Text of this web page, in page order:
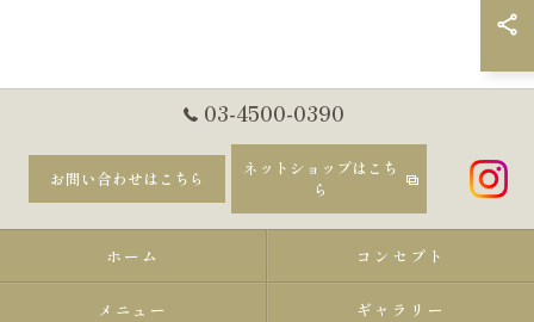
03-4500-0390
お問い合わせはこちら
ネットショップはこち
ら
ホーム コンセプト
メニュー ギャラリー